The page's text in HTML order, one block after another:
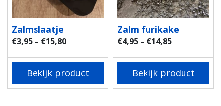
Zalmslaatje
€3,95 – €15,80
Bekijk product
Zalm furikake
€4,95 – €14,85
Bekijk product